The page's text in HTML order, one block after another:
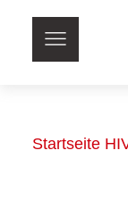
Startseite